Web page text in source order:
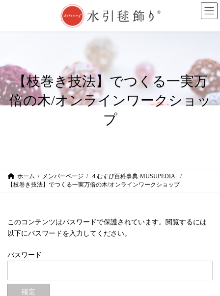
キ
ッ
プ
に
移
動
【枝巻き技法】でつくる一実万
倍の木/オンラインワークショッ
プ
ホーム メンバーページ
４むすび百科事典-MUSUPEDIA-
【枝巻き技法】でつくる一実万倍の木/オンラインワークショップ
このコンテンツはパスワードで保護されています。閲覧するには
以下にパスワードを入力してください。
パスワード: